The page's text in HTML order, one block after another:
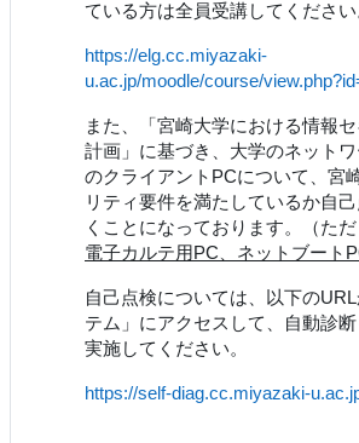
ている方は全員受講してください
https://elg.cc.miyazaki-
u.ac.jp/moodle/course/
また、「宮崎大学における情報
計画」に基づき、大学のネット
のクライアントPCについて、宮
リティ要件を満たしているか自
くことになっております。（ただ
電子カルテ用PC、ネットブート
自己点検については、以下の
テム」にアクセスして、自動診
実施してください。
https://self-diag.cc.miyazaki-